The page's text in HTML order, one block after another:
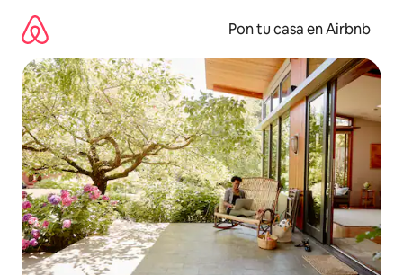
contenido
Pon tu casa en Airbnb